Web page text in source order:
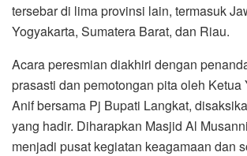
tersebar di lima provinsi lain, termasuk
Yogyakarta, Sumatera Barat, dan Riau.
Acara peresmian diakhiri dengan
prasasti dan pemotongan pita oleh Ketua
Anif bersama Pj Bupati Langkat,
yang hadir. Diharapkan Masjid Al
menjadi pusat kegiatan keagamaan dan